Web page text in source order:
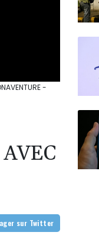
-
sur Twitter